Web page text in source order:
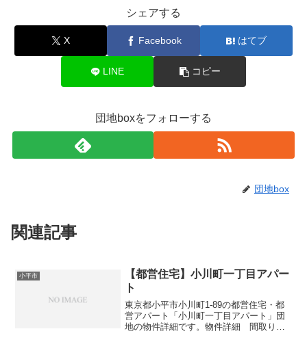
シェアする
X Facebook はてブ
LINE コピー
団地boxをフォローする
団地box
関連記事
小平市
【都営住宅】小川町一丁目アパー
ト
東京都小平市小川町1-89の都営住宅・都
営アパート「小川町一丁目アパート」団
地の物件詳細です。物件詳細 間取り・